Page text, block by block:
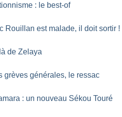
: le best-of
Rouillan est malade, il doit sortir !
de Zelaya
grèves générales, le ressac
: un nouveau Sékou Touré